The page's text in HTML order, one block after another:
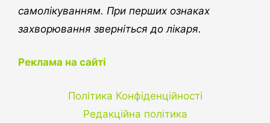
самолікуванням. При перших ознаках
захворювання зверніться до лікаря.
Реклама на сайті
Політика Конфіденційності
Редакційна політика